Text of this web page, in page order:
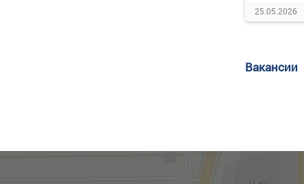
25.05.2026
Вакансии